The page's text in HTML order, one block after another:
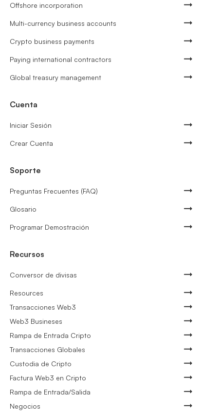
Offshore incorporation
Multi-currency business accounts
Crypto business payments
Paying international contractors
Global treasury management
Cuenta
Iniciar Sesión
Crear Cuenta
Soporte
Preguntas Frecuentes (FAQ)
Glosario
Programar Demostración
Recursos
Conversor de divisas
Resources
Transacciones Web3
Web3 Busineses
Rampa de Entrada Cripto
Transacciones Globales
Custodia de Cripto
Factura Web3 en Cripto
Rampa de Entrada/Salida
Negocios